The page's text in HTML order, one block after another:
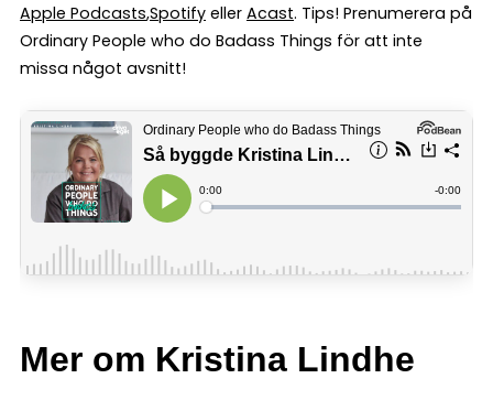
Apple Podcasts,Spotify eller Acast. Tips! Prenumerera på
Ordinary People who do Badass Things för att inte
missa något avsnitt!
Mer om Kristina Lindhe